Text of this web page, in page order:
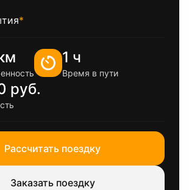
*
1 ч
Время в пути
руб.
Рассчитать поездку
Заказать поездку